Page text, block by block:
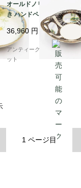
オールドノリタケ 手描
き ハンドペイント オー
バル ボウル 耳付き NO
RITAKE 日本製 アンテ
ィーク（黒地に金彩・4
つ窓風景画）
36,960 円
アンティークブルーパロ
ット
1 ページ目